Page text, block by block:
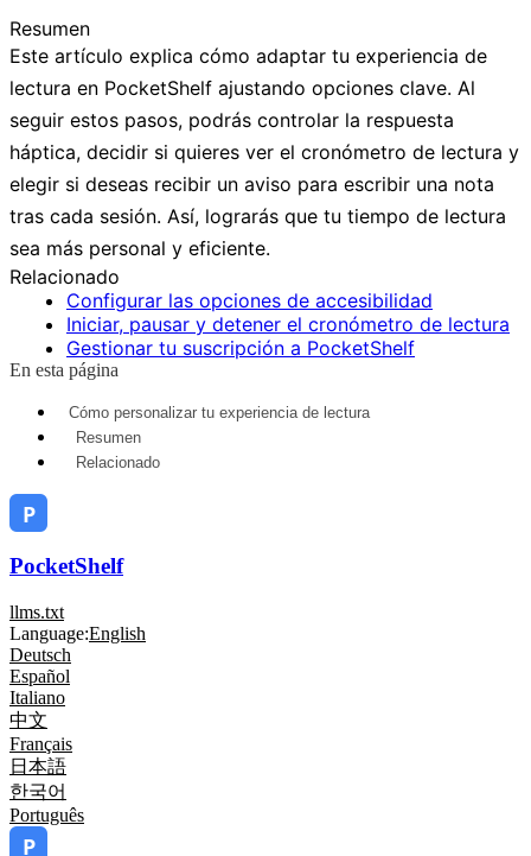
Resumen
Este artículo explica cómo adaptar tu experiencia de
lectura en PocketShelf ajustando opciones clave. Al
seguir estos pasos, podrás controlar la respuesta
háptica, decidir si quieres ver el cronómetro de lectura y
elegir si deseas recibir un aviso para escribir una nota
tras cada sesión. Así, lograrás que tu tiempo de lectura
sea más personal y eficiente.
Relacionado
Configurar las opciones de accesibilidad
Iniciar, pausar y detener el cronómetro de lectura
Gestionar tu suscripción a PocketShelf
En esta página
Cómo personalizar tu experiencia de lectura
Resumen
Relacionado
PocketShelf
llms.txt
Language:English
Deutsch
Español
Italiano
中文
Français
日本語
한국어
Português